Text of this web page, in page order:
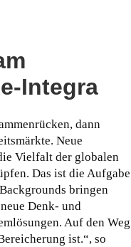
Integra
dann
Neue
Vielfalt der globalen
Das ist die Aufgabe
bringen
Denk- und
Auf den Weg
ist.“, so